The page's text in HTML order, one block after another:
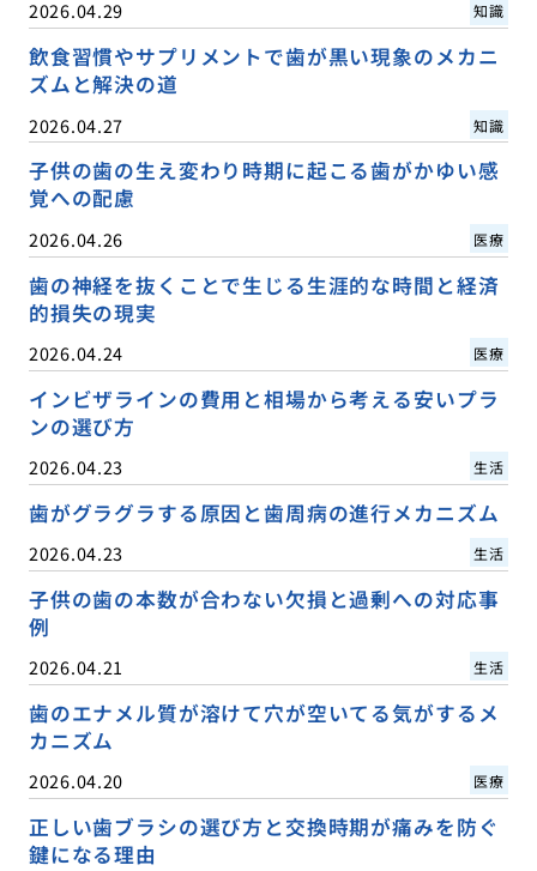
2026.04.29 知識
飲食習慣やサプリメントで歯が黒い現象のメカニ
ズムと解決の道
2026.04.27 知識
子供の歯の生え変わり時期に起こる歯がかゆい感
覚への配慮
2026.04.26 医療
歯の神経を抜くことで生じる生涯的な時間と経済
的損失の現実
2026.04.24 医療
インビザラインの費用と相場から考える安いプラ
ンの選び方
2026.04.23 生活
歯がグラグラする原因と歯周病の進行メカニズム
2026.04.23 生活
子供の歯の本数が合わない欠損と過剰への対応事
例
2026.04.21 生活
歯のエナメル質が溶けて穴が空いてる気がするメ
カニズム
2026.04.20 医療
正しい歯ブラシの選び方と交換時期が痛みを防ぐ
鍵になる理由